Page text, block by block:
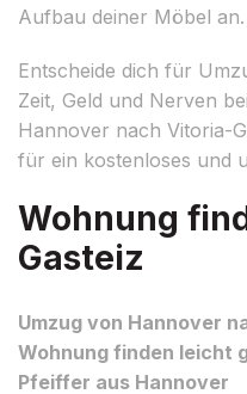
Aufbau deiner Möbel an.
Entscheide dich für
Zeit, Geld und Nerven
Hannover nach Vitoria-
für ein kostenloses und
Wohnung
Gasteiz
Umzug von Hannover
Wohnung finden leicht
Pfeiffer aus Hannover